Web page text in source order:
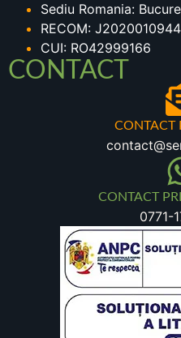
Sediu Romania:
RECOM:
CUI: RO42999166
CONTACT
CONTACT
CONTACT
0771-